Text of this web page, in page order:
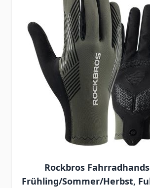
Rockbros
Frühling/Sommer/Herbst,